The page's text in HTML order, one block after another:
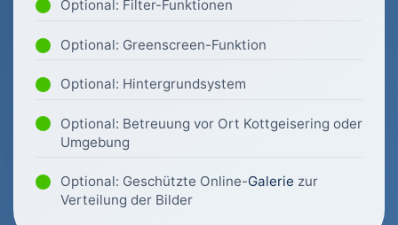
Optional: Filter-Funktionen
Optional: Greenscreen-Funktion
Optional: Hintergrundsystem
Optional: Betreuung vor Ort Kottgeisering oder
Umgebung
Optional: Geschützte Online-Galerie zur
Verteilung der Bilder